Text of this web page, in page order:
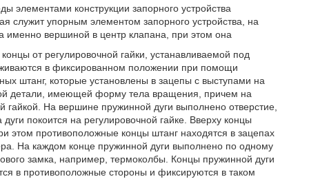
элементами конструкции запорного устройства
служит упорным элементом запорного устройства, на
именно вершиной в центр клапана, при этом она
от регулировочной гайки, устанавливаемой под
в фиксированном положении при помощи
штанг, которые установлены в зацепы с выступами на
детали, имеющей форму тела вращения, причем на
гайкой. На вершине пружинной дуги выполнено отверстие,
покоится на регулировочной гайке. Вверху концы
этом противоположные концы штанг находятся в зацепах
На каждом конце пружинной дуги выполнено по одному
замка, например, термоколбы. Концы пружинной дуги
в противоположные стороны и фиксируются в таком